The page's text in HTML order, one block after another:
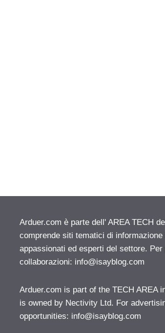
Arduer.com è parte dell' AREA TECH
comprende siti tematici di
appassionati ed esperti del settore.
collaborazioni: info@isayblog.com
Arduer.com is part of the TECH AREA
is owned by Nectivity Ltd. For
opportunities: info@isayblog.com